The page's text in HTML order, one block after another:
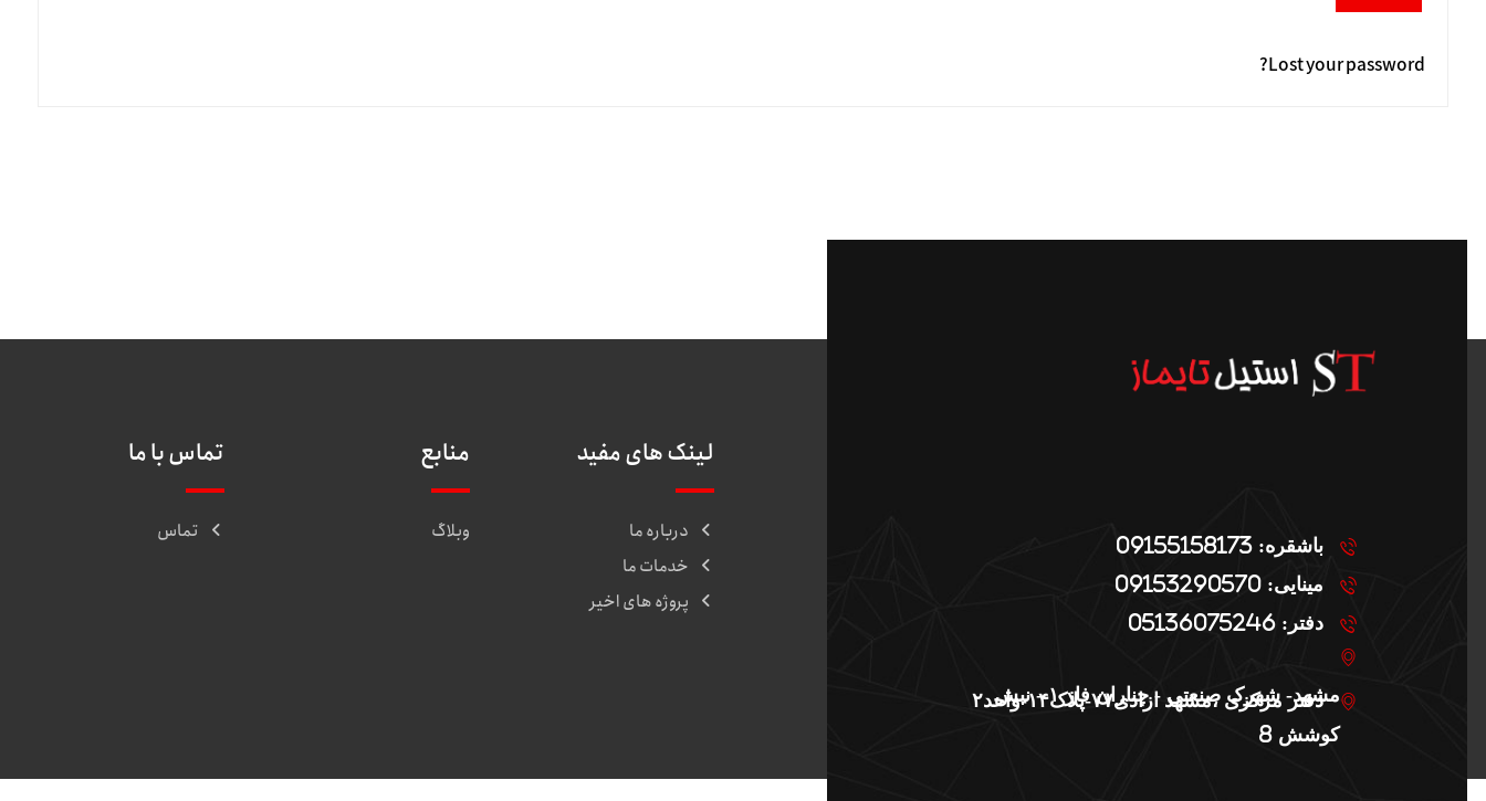
Lost your password?
باشقره: 09155158173
مینایی: 09153290570
دفتر: 05136075246
مشهد- شهرک صنعتی - چناران فاز ۱ - نبش
کوشش 8
دفتر مرکزی ،مشهد ازادی۷۷-پلاک۱۴-واحد۲
لینک های مفید
درباره ما
خدمات ما
پروژه های اخیر
منابع
وبلاگ
تماس با ما
تماس